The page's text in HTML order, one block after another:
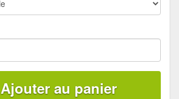
Ajouter au panier